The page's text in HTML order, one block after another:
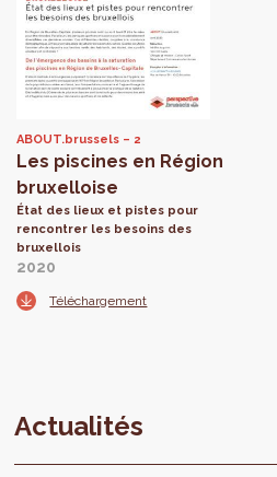
ABOUT.brussels 2
Les piscines en Région
bruxelloise
État des lieux et pistes pour
rencontrer les besoins des
bruxellois
2020
Téléchargement
Actualités